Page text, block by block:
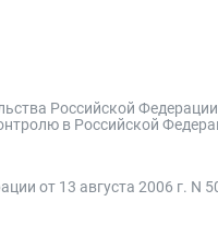
Российской
в Российской
от 13 августа 2006 г. N